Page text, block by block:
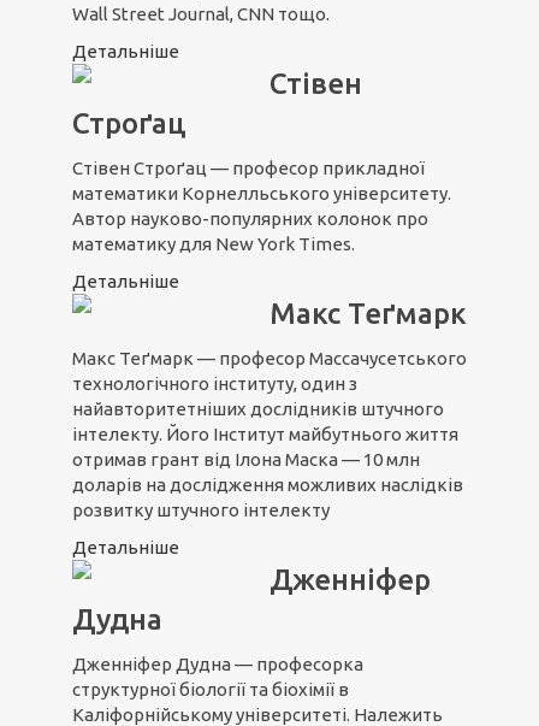
Wall Street Journal, CNN тощо.
Детальніше
Стівен
Строґац
Стівен Строґац — професор прикладної
математики Корнелльського університету.
Автор науково-популярних колонок про
математику для New York Times.
Детальніше
Макс Теґмарк
Макс Теґмарк — професор Массачусетського
технологічного інституту, один з
найавторитетніших дослідників штучного
інтелекту. Його Інститут майбутнього життя
отримав грант від Ілона Маска — 10 млн
доларів на дослідження можливих наслідків
розвитку штучного інтелекту
Детальніше
Дженніфер
Дудна
Дженніфер Дудна — професорка
структурної біології та біохімії в
Каліфорнійському університеті. Належить